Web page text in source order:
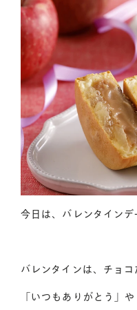
おはぎ・おむすび
業務用あんこの
お品書き
今日は、バレンタインデ
バレンタインは、チョ
「いつもありがとう」